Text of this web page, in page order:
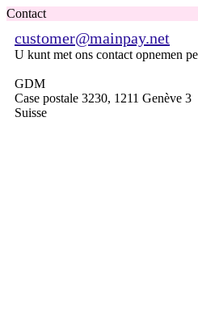
Contact
customer@mainpay.net
U kunt met ons contact opnemen
GDM
Case postale 3230, 1211 Genève 3
Suisse